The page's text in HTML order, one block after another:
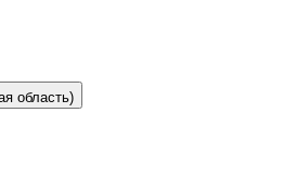
область)